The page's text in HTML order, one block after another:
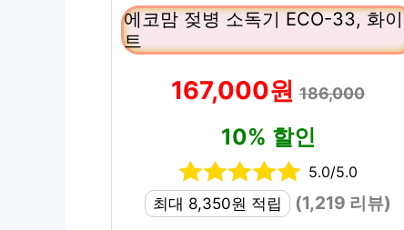
에코맘 젖병 소독기 ECO-33, 화이
트
167,000원 186,000
10% 할인
5.0/5.0
최대 8,350원 적립
(1,219 리뷰)